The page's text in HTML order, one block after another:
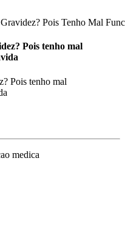
Pois Tenho Mal
Pois tenho mal
Pois tenho mal
medica